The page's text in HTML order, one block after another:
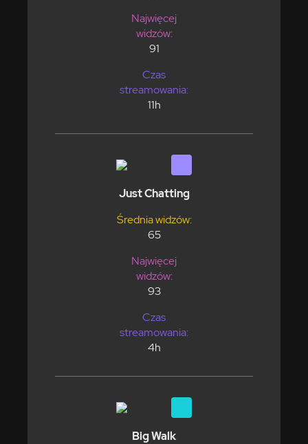
Najwięcej
widzów:
91
Czas
streamowania:
11h
Just Chatting
Średnia widzów:
65
Najwięcej
widzów:
93
Czas
streamowania:
4h
Big Walk